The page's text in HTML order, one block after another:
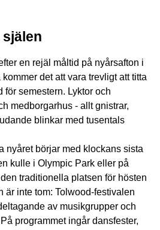
en rejäl måltid på nyårsafton i
det att vara trevligt att titta
för semestern. Lyktor och
medborgarhus - allt gnistrar,
blinkar med tusentals
nyåret börjar med klockans sista
kulle i Olympic Park eller på
traditionella platsen för hösten
är inte tom: Tolwood-festivalen
av musikgrupper och
programmet ingår dansfester,